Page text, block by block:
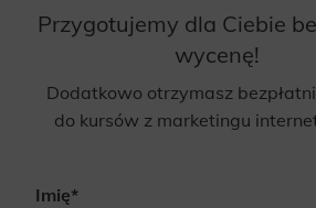
Przygotujemy dla Ciebie
wycenę!
Dodatkowo otrzymasz
do kursów z marketingu
Imię*